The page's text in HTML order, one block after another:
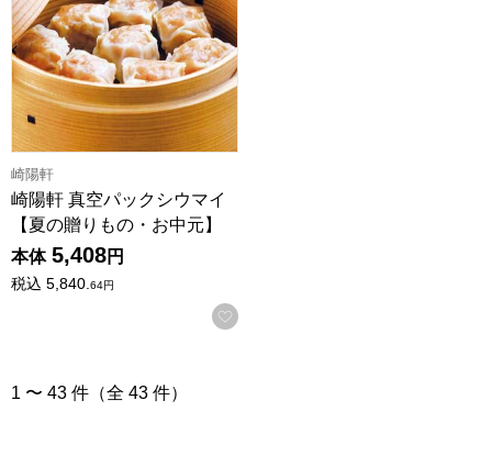
崎陽軒
崎陽軒 真空パックシウマイ
【夏の贈りもの・お中元】
本体 5,408円
税込 5,840.64円
お気に入りに登録する
1 〜 43 件（全 43 件）